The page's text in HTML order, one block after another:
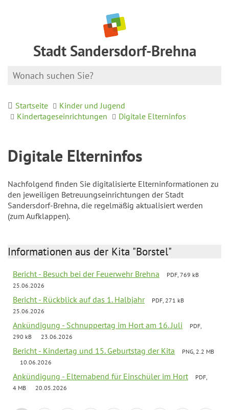
Stadt Sandersdorf-Brehna
Startseite
Kinder und Jugend
Kindertageseinrichtungen
Digitale Elterninfos
Digitale Elterninfos
Nachfolgend finden Sie digitalisierte Elterninformationen zu
den jeweiligen Betreuungseinrichtungen der Stadt
Sandersdorf-Brehna, die regelmäßig aktualisiert werden
(zum Aufklappen).
Informationen aus der Kita "Borstel"
Bericht - Besuch bei der Feuerwehr Brehna
PDF, 769 kB
25.06.2026
Bericht - Rückblick auf das 1. Halbjahr
PDF, 271 kB
25.06.2026
Ankündigung - Schnuppertag im Hort am 16. Juli
PDF,
290 kB
23.06.2026
Bericht - Kindertag und 15. Geburtstag der Kita
PNG, 2.2 MB
10.06.2026
Ankündigung - Elternabend für Einschüler im Hort
PDF,
4 MB
20.05.2026